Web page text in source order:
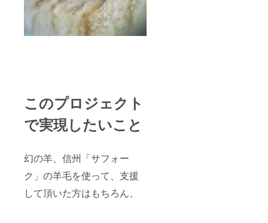
このプロジェクト
で実現したいこと
幻の羊、信州「サフォー
ク」の羊毛を使って、支援
して頂いた方はもちろん、